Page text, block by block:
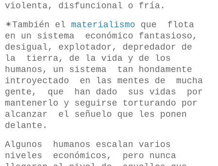
violenta, disfuncional o fría.
✴También el materialismo que flota
en un sistema económico fantasioso,
desigual, explotador, depredador de
la tierra, de la vida y de los
humanos, un sistema tan hondamente
introyectado en las mentes de mucha
gente, que han dado sus vidas por
mantenerlo y seguirse torturando por
alcanzar el señuelo que les ponen
delante.
Algunos humanos escalan varios
niveles económicos, pero nunca